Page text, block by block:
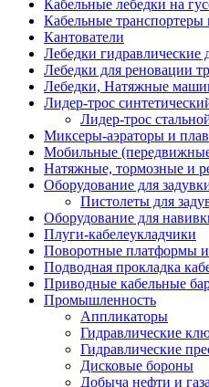
Кабельные лебедки на
Кабельные транспортеры
Кантователи
Лебедки гидравлические
Лебедки для реновации
Лебедки, Натяжные
Лидер-трос
Лидер-трос
Миксеры-аэраторы и
Мобильные
Натяжные, тормозные и
Оборудование для
Пистолеты для
Оборудование для
Плуги-кабелеукладчики
Поворотные платформы
Подводная прокладка
Приводные кабельные
Промышленность
Аппликаторы
Гидравлические
Гидравлические
Дисковые бороны
Добыча нефти и газа